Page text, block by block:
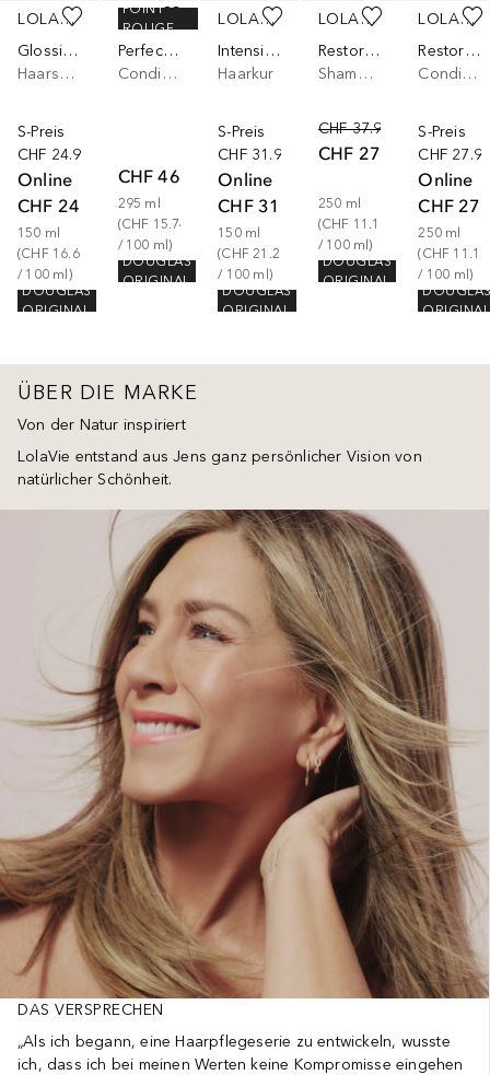
LOLAVIE
Glossing Detangler
Haarspray
S-Preis
CHF 24.90
Online
CHF 24.90
150 ml
(CHF 16.60
/ 100 ml )
DOUGLAS
ORIGINAL
LOLAVIE
Perfecting Leave-In
Conditioner
CHF 46.42
295 ml
(CHF 15.74
/ 100 ml)
DOUGLAS
ORIGINAL
POINT
ROUGE
LOLAVIE
Intensive Repair Treatment
Haarkur
S-Preis
CHF 31.90
Online
CHF 31.90
150 ml
(CHF 21.27
/ 100 ml )
DOUGLAS
ORIGINAL
LOLAVIE
Restorative
Shampoo
CHF 37.90
CHF 27.90
250 ml
(CHF 11.16
/ 100 ml)
DOUGLAS
ORIGINAL
LOLAVIE
Restorative
Conditioner
S-Preis
CHF
Online
CHF
250 ml
(CHF 11.16
/ 100 ml )
ORIGINAL
ÜBER DIE MARKE
Von der Natur inspiriert
LolaVie entstand aus Jens ganz persönlicher Vision von
natürlicher Schönheit.
Überspringen
DAS VERSPRECHEN
„Als ich begann, eine Haarpflegeserie zu entwickeln, wusste
ich, dass ich bei meinen Werten keine Kompromisse eingehen